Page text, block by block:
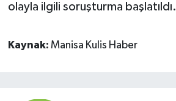
olayla ilgili soruşturma başlatıldı.
Kaynak: Manisa Kulis Haber